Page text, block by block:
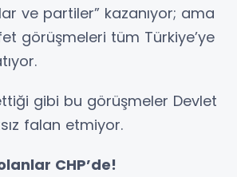
ve partiler” kazanıyor; ama
görüşmeleri tüm Türkiye’ye
gibi bu görüşmeler Devlet
falan etmiyor.
CHP’de!